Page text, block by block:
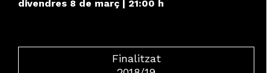
divendres 8 de març | 21:00 h
Finalitzat